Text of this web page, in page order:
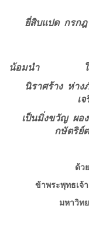
ยี่สิบแปด กรกฎ
ขออัญเชิ
น้อมนำ
ให้จอ
นิราศร้าง ห่าง
เ
เป็นมิ่งขวัญ ผอ
กษัตริย์
ด้ว
ข้าพระพุทธเจ้
มหาวิท